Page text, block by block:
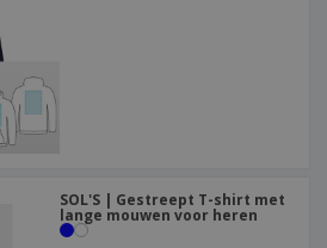
SOL'S | Gestreept T-shirt met
lange mouwen voor heren